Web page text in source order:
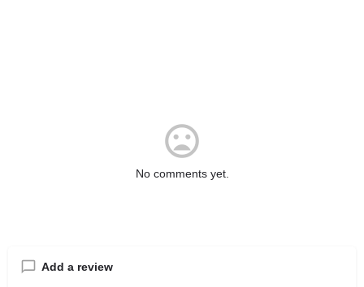
No comments yet.
Add a review